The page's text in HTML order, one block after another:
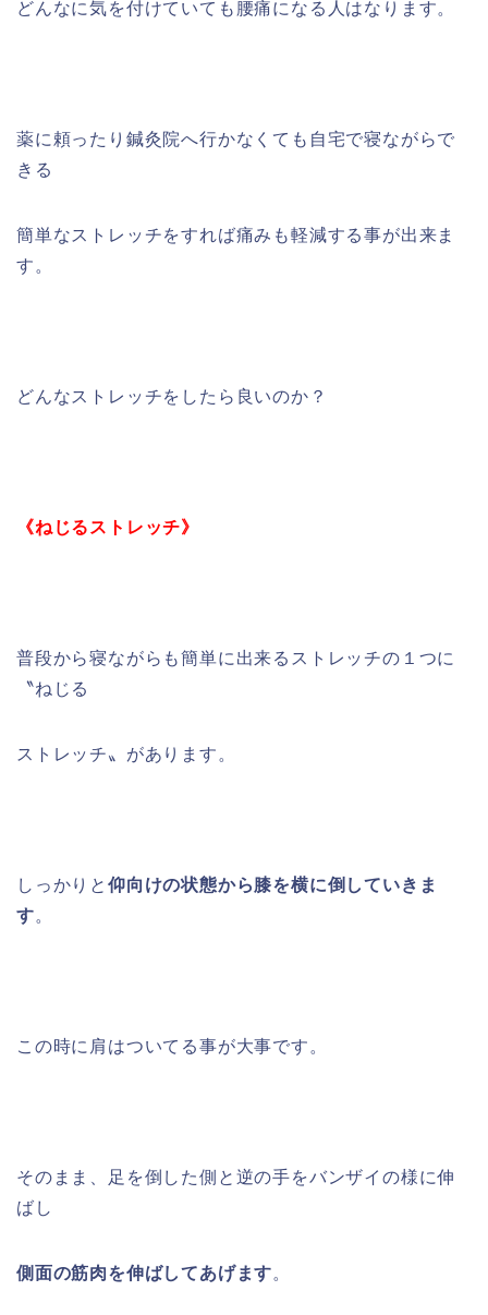
どんなに気を付けていても腰痛になる人はなります。
薬に頼ったり鍼灸院へ行かなくても自宅で寝ながらで
きる
簡単なストレッチをすれば痛みも軽減する事が出来ま
す。
どんなストレッチをしたら良いのか？
《ねじるストレッチ》
普段から寝ながらも簡単に出来るストレッチの１つに
〝ねじる
ストレッチ〟があります。
しっかりと 仰向けの状態から膝を横に倒していきま
す。
この時に肩はついてる事が大事です。
そのまま、足を倒した側と逆の手をバンザイの様に伸
ばし
側面の筋肉を伸ばしてあげます。